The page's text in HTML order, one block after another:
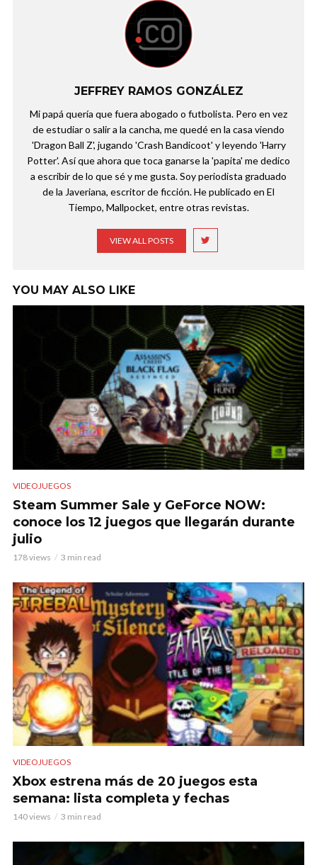
JEFFREY RAMOS GONZÁLEZ
Mi papá quería que fuera abogado o futbolista. Pero en vez
de estudiar o salir a la cancha, me quedé en la casa viendo
'Dragon Ball Z', jugando 'Crash Bandicoot' y leyendo 'Harry
Potter'. Así que ahora que toca ganarse la 'papita' me dedico
a escribir de lo que sé y me gusta. Soy periodista graduado
de la Javeriana, escritor de ficción. He publicado en El
Tiempo, Mallpocket, entre otras revistas.
VIEW ALL POSTS
YOU MAY ALSO LIKE
VIDEOJUEGOS
Steam Summer Sale y GeForce NOW:
conoce los 12 juegos que llegarán durante
julio
178 views 3 min read
VIDEOJUEGOS
Xbox estrena más de 20 juegos esta
semana: lista completa y fechas
140 views 3 min read